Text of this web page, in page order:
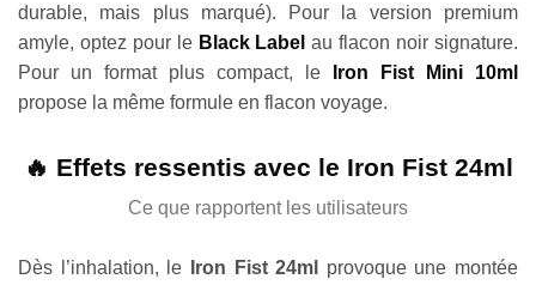
durable, mais plus marqué). Pour la version premium
amyle, optez pour le Black Label au flacon noir signature.
Pour un format plus compact, le
Iron Fist Mini 10ml
propose la même formule en flacon voyage.
🔥 Effets ressentis avec le Iron Fist 24ml
Ce que rapportent les utilisateurs
Dès l’inhalation, le Iron Fist 24ml
provoque une montée